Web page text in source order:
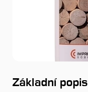
Základní popis